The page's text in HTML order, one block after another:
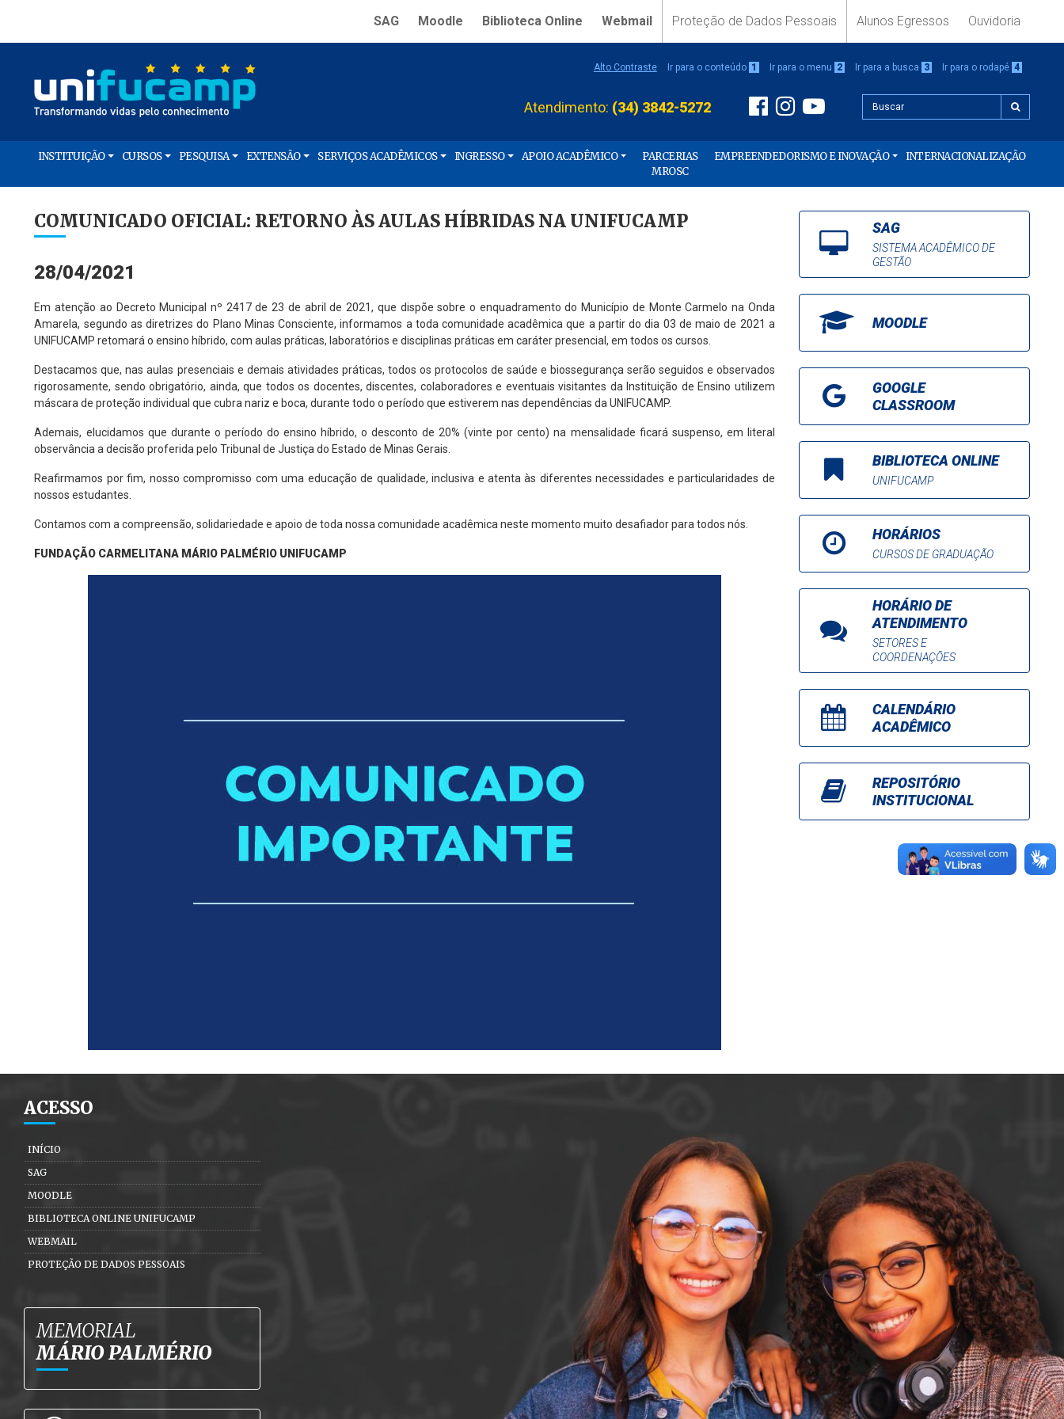
SAG Moodle Biblioteca Online Webmail Proteção de Dados Pessoais Alunos Egressos Ouvidoria
Alto Contraste Ir para o conteúdo 1 Ir para o menu 2 Ir para a busca 3 Ir para o rodapé 4
Atendimento: (34) 3842-5272
INSTITUIÇÃO CURSOS PESQUISA EXTENSÃO SERVIÇOS ACADÊMICOS INGRESSO APOIO ACADÊMICO
PARCERIAS
MROSC
EMPREENDEDORISMO E INOVAÇÃO INTERNACIONALIZAÇÃO
COMUNICADO OFICIAL: RETORNO ÀS AULAS HÍBRIDAS NA UNIFUCAMP
28/04/2021
Em atenção ao Decreto Municipal nº 2417 de 23 de abril de 2021, que dispõe sobre o enquadramento do Município de Monte Carmelo na Onda
Amarela, segundo as diretrizes do Plano Minas Consciente, informamos a toda comunidade acadêmica que a partir do dia 03 de maio de 2021 a
UNIFUCAMP retomará o ensino híbrido, com aulas práticas, laboratórios e disciplinas práticas em caráter presencial, em todos os cursos.
Destacamos que, nas aulas presenciais e demais atividades práticas, todos os protocolos de saúde e biossegurança serão seguidos e observados
rigorosamente, sendo obrigatório, ainda, que todos os docentes, discentes, colaboradores e eventuais visitantes da Instituição de Ensino utilizem
máscara de proteção individual que cubra nariz e boca, durante todo o período que estiverem nas dependências da UNIFUCAMP.
Ademais, elucidamos que durante o período do ensino híbrido, o desconto de 20% (vinte por cento) na mensalidade ficará suspenso, em literal
observância a decisão proferida pelo Tribunal de Justiça do Estado de Minas Gerais.
Reafirmamos por fim, nosso compromisso com uma educação de qualidade, inclusiva e atenta às diferentes necessidades e particularidades de
nossos estudantes.
Contamos com a compreensão, solidariedade e apoio de toda nossa comunidade acadêmica neste momento muito desafiador para todos nós.
FUNDAÇÃO CARMELITANA MÁRIO PALMÉRIO UNIFUCAMP
SAG
SISTEMA ACADÊMICO DE
GESTÃO
MOODLE
GOOGLE
CLASSROOM
BIBLIOTECA ONLINE
UNIFUCAMP
HORÁRIOS
CURSOS DE GRADUAÇÃO
HORÁRIO DE
ATENDIMENTO
SETORES E
COORDENAÇÕES
CALENDÁRIO
ACADÊMICO
REPOSITÓRIO
INSTITUCIONAL
ACESSO
INÍCIO
SAG
MOODLE
BIBLIOTECA ONLINE UNIFUCAMP
WEBMAIL
PROTEÇÃO DE DADOS PESSOAIS
MEMORIAL
MÁRIO PALMÉRIO